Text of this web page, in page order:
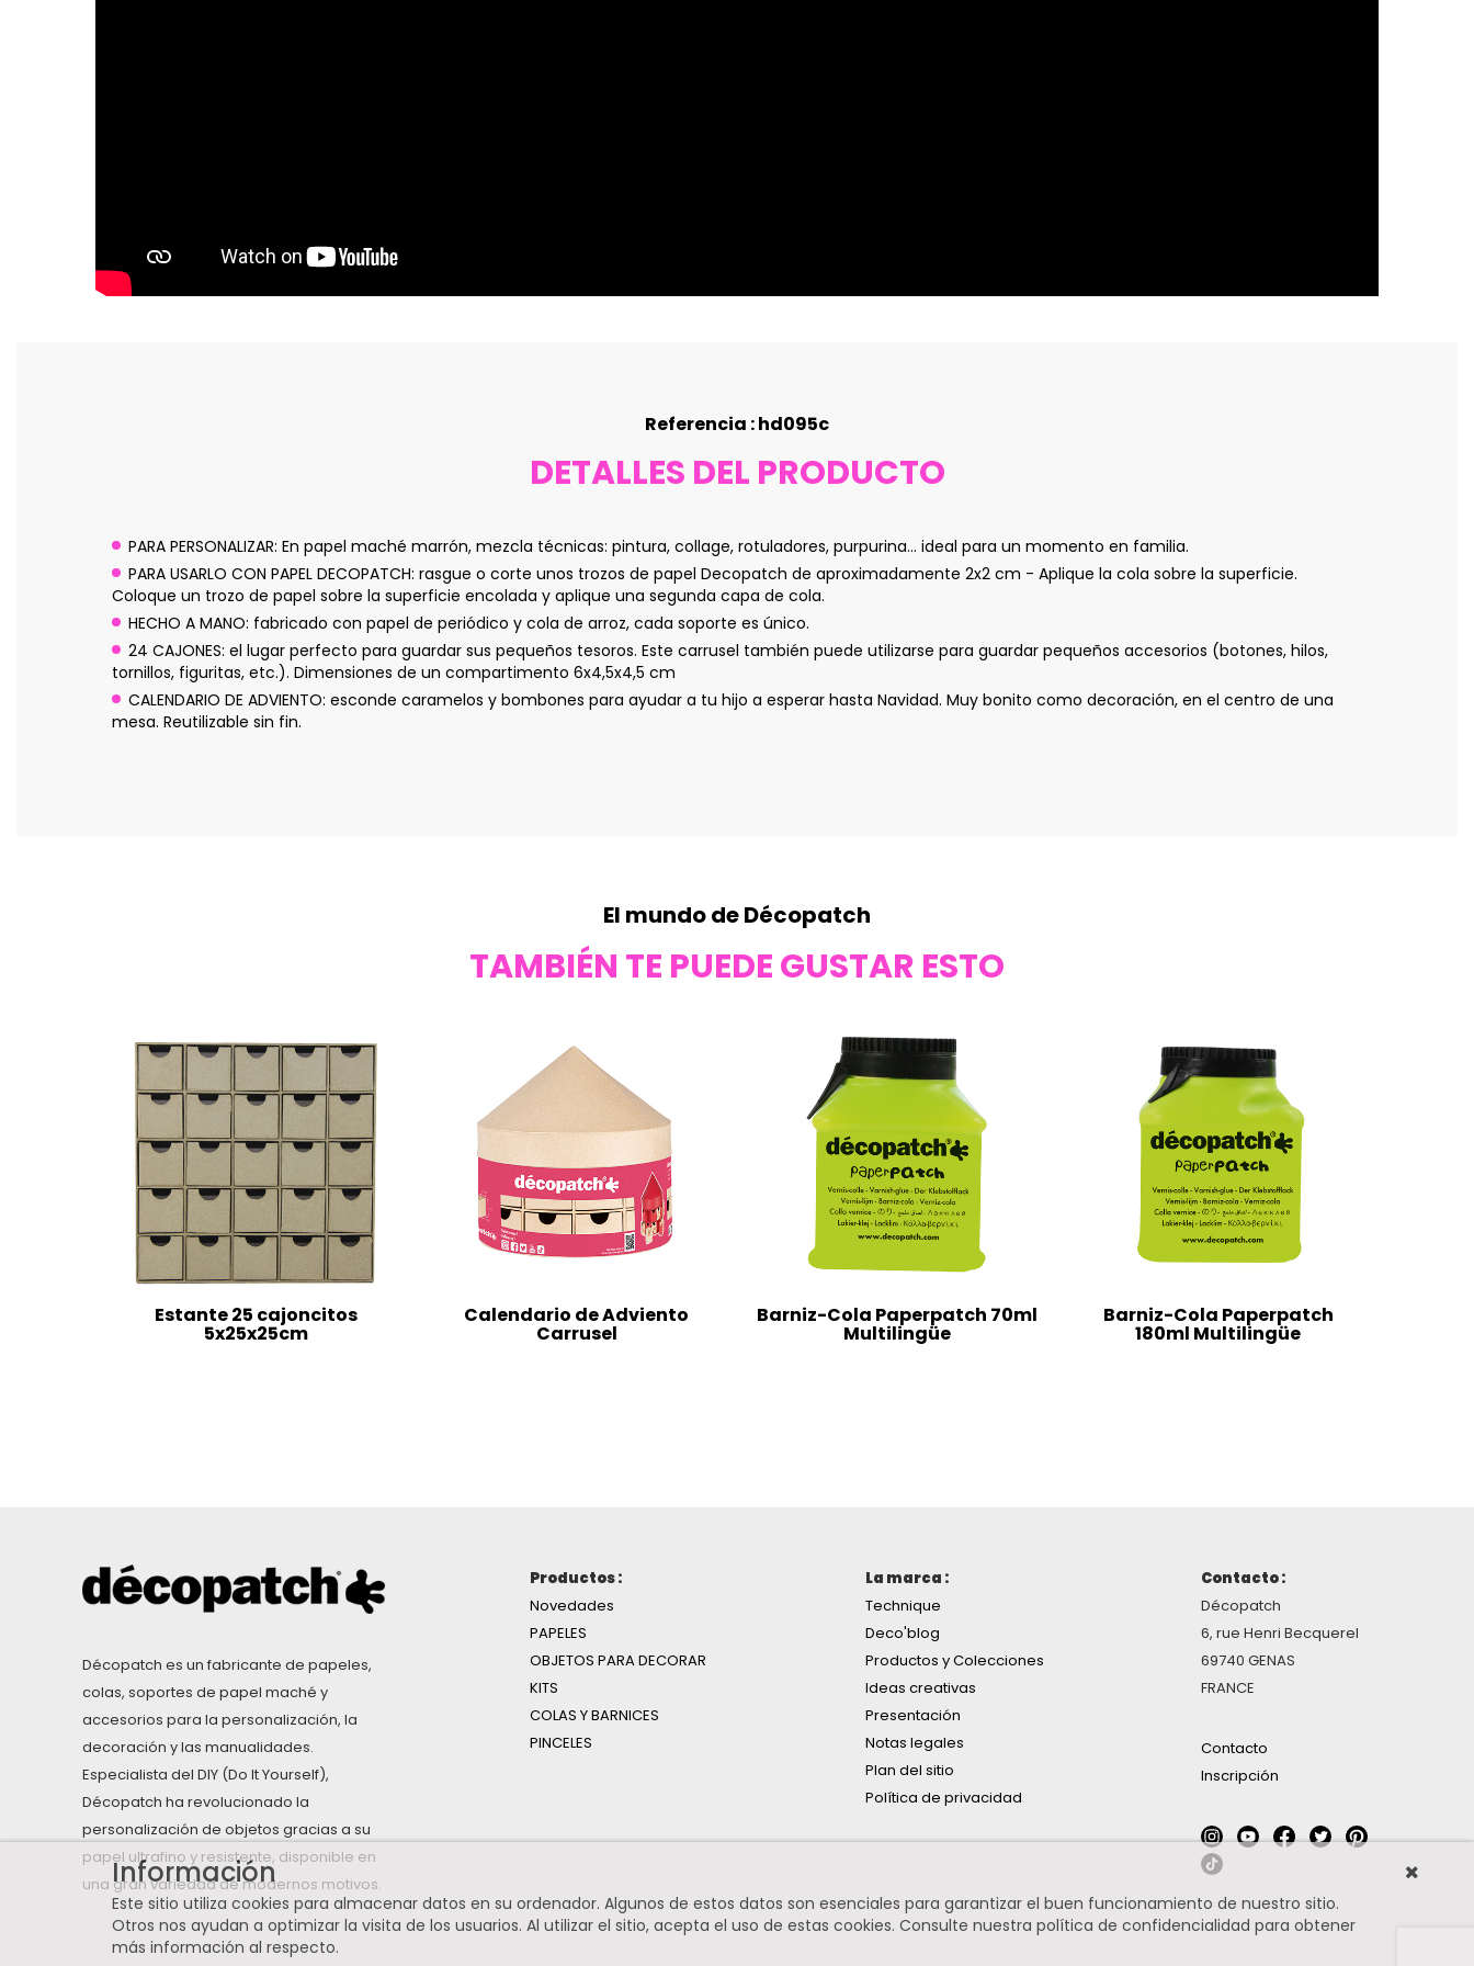
Referencia : hd095c
DETALLES DEL PRODUCTO
PARA PERSONALIZAR: En papel maché marrón, mezcla técnicas: pintura, collage, rotuladores, purpurina... ideal para un momento en familia.
PARA USARLO CON PAPEL DECOPATCH: rasgue o corte unos trozos de papel Decopatch de aproximadamente 2x2 cm - Aplique la cola sobre la superficie.
Coloque un trozo de papel sobre la superficie encolada y aplique una segunda capa de cola.
HECHO A MANO: fabricado con papel de periódico y cola de arroz, cada soporte es único.
24 CAJONES: el lugar perfecto para guardar sus pequeños tesoros. Este carrusel también puede utilizarse para guardar pequeños accesorios (botones, hilos,
tornillos, figuritas, etc.). Dimensiones de un compartimento 6x4,5x4,5 cm
CALENDARIO DE ADVIENTO: esconde caramelos y bombones para ayudar a tu hijo a esperar hasta Navidad. Muy bonito como decoración, en el centro de una
mesa. Reutilizable sin fin.
El mundo de Décopatch
TAMBIÉN TE PUEDE GUSTAR ESTO
Estante 25 cajoncitos
5x25x25cm
Calendario de Adviento
Carrusel
Barniz-Cola Paperpatch 70ml
Multilingüe
Barniz-Cola Paperpatch
180ml Multilingüe
Décopatch es un fabricante de papeles,
colas, soportes de papel maché y
accesorios para la personalización, la
decoración y las manualidades.
Especialista del DIY (Do It Yourself),
Décopatch ha revolucionado la
personalización de objetos gracias a su
papel ultrafino y resistente, disponible en
una gran variedad de modernos motivos.
Productos :
Novedades
PAPELES
OBJETOS PARA DECORAR
KITS
COLAS Y BARNICES
PINCELES
La marca :
Technique
Deco'blog
Productos y Colecciones
Ideas creativas
Presentación
Notas legales
Plan del sitio
Política de privacidad
Contacto :
Décopatch
6, rue Henri Becquerel
69740 GENAS
FRANCE
Contacto
Inscripción
Información
Este sitio utiliza cookies para almacenar datos en su ordenador. Algunos de estos datos son esenciales para garantizar el buen funcionamiento de nuestro sitio.
Otros nos ayudan a optimizar la visita de los usuarios. Al utilizar el sitio, acepta el uso de estas cookies. Consulte nuestra política de confidencialidad para obtener
más información al respecto.